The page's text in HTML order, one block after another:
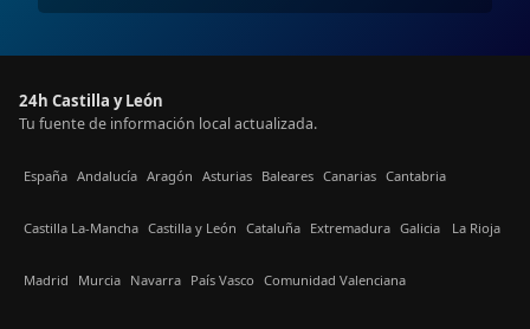
24h Castilla y León
Tu fuente de información local actualizada.
España Andalucía Aragón Asturias Baleares Canarias Cantabria
Castilla La-Mancha Castilla y León Cataluña Extremadura Galicia La Rioja
Madrid Murcia Navarra País Vasco Comunidad Valenciana